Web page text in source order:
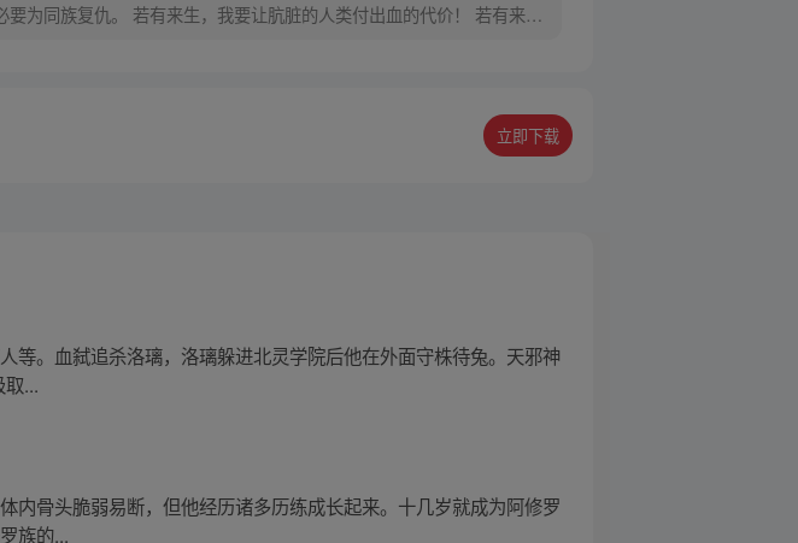
为同族复仇。 若有来生，我要让肮脏的人类付出血的代价！ 若有来
立即下载
等。血弑追杀洛璃，洛璃躲进北灵学院后他在外面守株待兔。天邪神
...
内骨头脆弱易断，但他经历诸多历练成长起来。十几岁就成为阿修罗
族的...